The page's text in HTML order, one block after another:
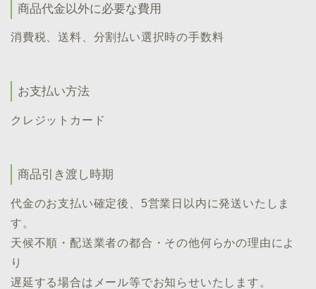
商品代金以外に必要な費用
消費税、送料、分割払い選択時の手数料
お支払い方法
クレジットカード
商品引き渡し時期
代金のお支払い確定後、5営業日以内に発送いたしま
す。
天候不順・配送業者の都合・その他何らかの理由によ
り
遅延する場合はメール等でお知らせいたします。